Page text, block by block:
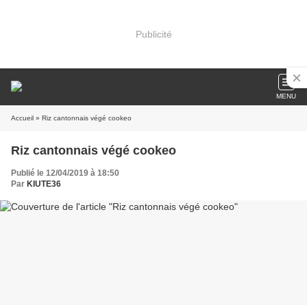
Publicité
MENU
Accueil » Riz cantonnais végé cookeo
Riz cantonnais végé cookeo
Publié le 12/04/2019 à 18:50
Par KIUTE36